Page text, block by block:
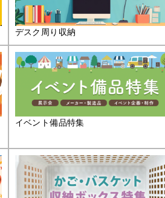
デスク周り収納
イベント備品特集